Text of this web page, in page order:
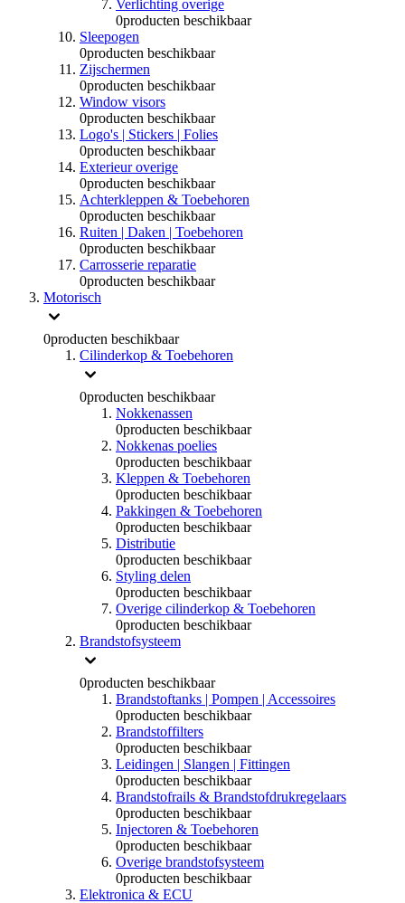
Verlichting overige
0producten beschikbaar
Sleepogen
0producten beschikbaar
Zijschermen
0producten beschikbaar
Window visors
0producten beschikbaar
Logo's | Stickers | Folies
0producten beschikbaar
Exterieur overige
0producten beschikbaar
Achterkleppen & Toebehoren
0producten beschikbaar
Ruiten | Daken | Toebehoren
0producten beschikbaar
Carrosserie reparatie
0producten beschikbaar
Motorisch
0producten beschikbaar
Cilinderkop & Toebehoren
0producten beschikbaar
Nokkenassen
0producten beschikbaar
Nokkenas poelies
0producten beschikbaar
Kleppen & Toebehoren
0producten beschikbaar
Pakkingen & Toebehoren
0producten beschikbaar
Distributie
0producten beschikbaar
Styling delen
0producten beschikbaar
Overige cilinderkop & Toebehoren
0producten beschikbaar
Brandstofsysteem
0producten beschikbaar
Brandstoftanks | Pompen | Accessoires
0producten beschikbaar
Brandstoffilters
0producten beschikbaar
Leidingen | Slangen | Fittingen
0producten beschikbaar
Brandstofrails & Brandstofdrukregelaars
0producten beschikbaar
Injectoren & Toebehoren
0producten beschikbaar
Overige brandstofsysteem
0producten beschikbaar
Elektronica & ECU